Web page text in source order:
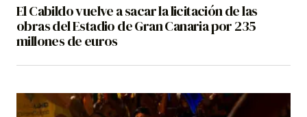
El Cabildo vuelve a sacar la licitación de las
obras del Estadio de Gran Canaria por 235
millones de euros